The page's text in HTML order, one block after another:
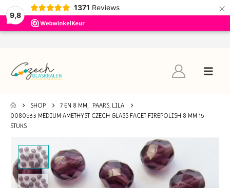
9,8
1371 Reviews ×
SHOP 7 EN 8 MM, PAARS, LILA
0080533 MEDIUM AMETHYST CZECH GLASS FACET FIREPOLISH 8 MM 15
STUKS